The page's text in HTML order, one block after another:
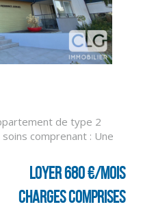
AGRANDIR
de type 2
comprenant : Une
Loyer 680 €/mois
charges comprises